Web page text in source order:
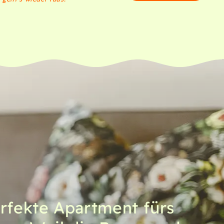
Apartment fürs